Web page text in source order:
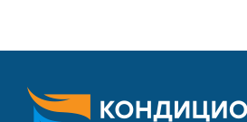
Моющаяся лицевая панель